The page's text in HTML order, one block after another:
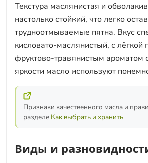
Текстура маслянистая и
настолько стойкий, что легко
трудноотмываемые пятна. Вкус
кисловато-маслянистый, с лёгкой
фруктово-травянистым ароматом
яркости масло используют
Признаки качественного масла и
разделе Как выбрать и хранить
Виды и